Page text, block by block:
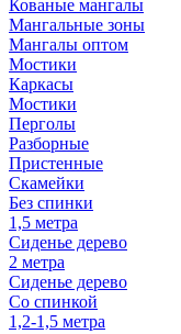
Кованые мангалы
Мангальные зоны
Мангалы оптом
Мостики
Каркасы
Мостики
Перголы
Разборные
Пристенные
Скамейки
Без спинки
1,5 метра
Сиденье дерево
2 метра
Сиденье дерево
Со спинкой
1,2-1,5 метра